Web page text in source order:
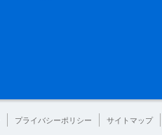
プライバシーポリシー サイトマップ